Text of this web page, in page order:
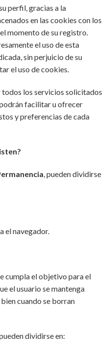
perfil, gracias a la
en las cookies con los
momento de su registro.
el uso de esta
sin perjuicio de su
el uso de cookies.
los servicios solicitados
facilitar u ofrecer
y preferencias de cada
, pueden dividirse
el navegador.
cumpla el objetivo para el
el usuario se mantenga
cuando se borran
dividirse en: